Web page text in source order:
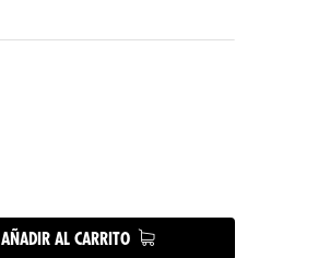
AÑADIR AL CARRITO